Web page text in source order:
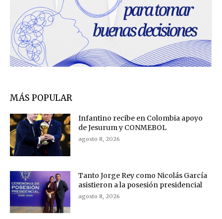
MÁS POPULAR
Infantino recibe en Colombia apoyo
de Jesurum y CONMEBOL
agosto 8, 2026
Tanto Jorge Rey como Nicolás García
asistieron a la posesión presidencial
agosto 8, 2026